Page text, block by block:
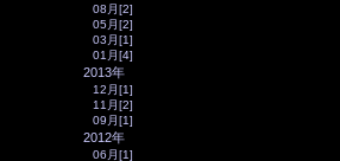
08月[2]
05月[2]
03月[1]
01月[4]
2013年
12月[1]
11月[2]
09月[1]
2012年
06月[1]